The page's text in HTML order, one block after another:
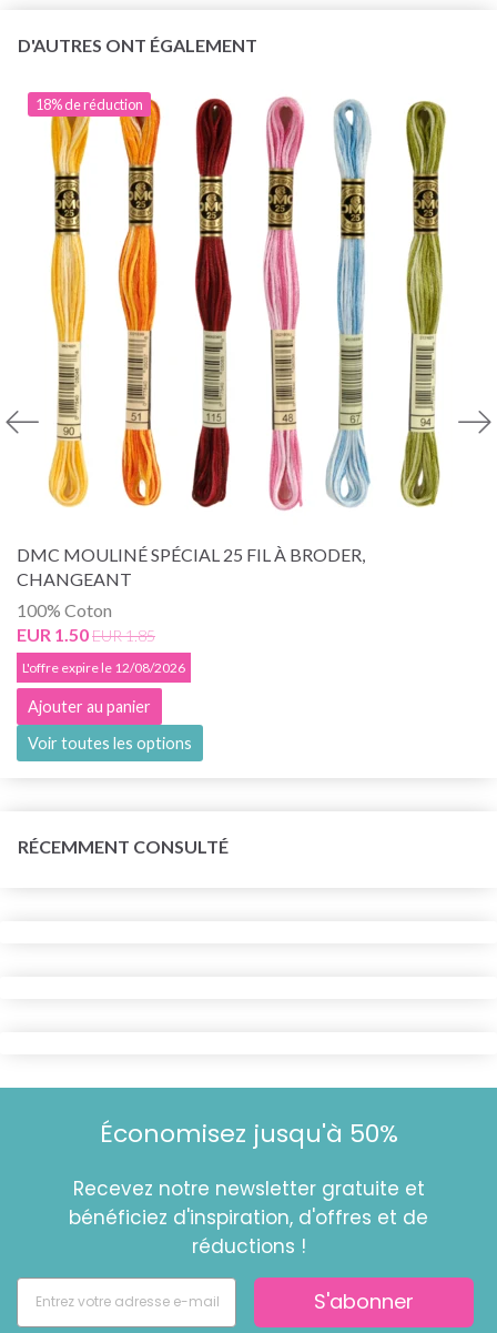
D'AUTRES ONT ÉGALEMENT
18% de réduction
DMC MOULINÉ SPÉCIAL 25 FIL À BRODER,
CHANGEANT
100% Coton
EUR 1.50EUR 1.85
L'offre expire le 12/08/2026
Ajouter au panier
Voir toutes les options
RÉCEMMENT CONSULTÉ
Économisez jusqu'à 50%
Recevez notre newsletter gratuite et
bénéficiez d'inspiration, d'offres et de
réductions !
S'abonner